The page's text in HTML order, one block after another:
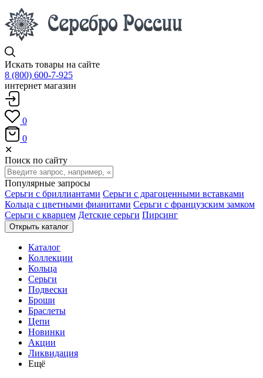
Искать товары на сайте
8 (800) 600-7-925
интернет магазин
0
0
✕
Поиск по сайту
Популярные запросы
Серьги с бриллиантами Серьги с драгоценными вставками
Кольца с цветными фианитами Серьги с французским замком
Серьги с кварцем Детские серьги Пирсинг
Открыть каталог
Каталог
Коллекции
Кольца
Серьги
Подвески
Броши
Браслеты
Цепи
Новинки
Акции
Ликвидация
Ещё